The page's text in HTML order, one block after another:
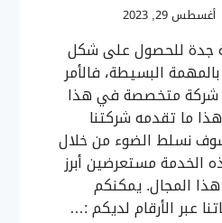
أغسطس 29, 2023
جدة للحصول على شكل
البسيطة، فالأمر
شركة متخصصة في هذا
ما تقدمه شركتنا
سوف نسلط الضوء من خلال
الخدمة مستعرضين أبرز
المجال. يمكنكم
عبر الأرقام لديكم :…